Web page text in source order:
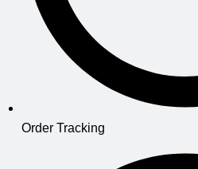
Order Tracking